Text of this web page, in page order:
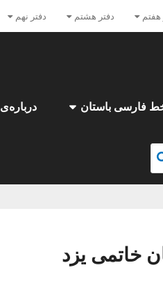
هفتم دفتر هشتم دفتر نهم
فارسی باستان
خاتمی یزد